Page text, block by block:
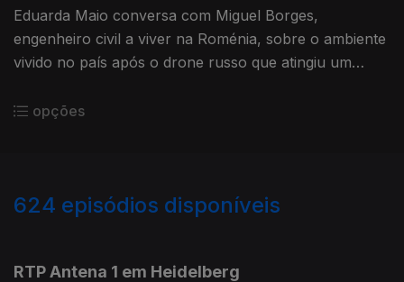
Eduarda Maio conversa com Miguel Borges,
engenheiro civil a viver na Roménia, sobre o ambiente
vivido no país após o drone russo que atingiu um
opções
624 episódios disponíveis
RTP Antena 1 em Heidelberg